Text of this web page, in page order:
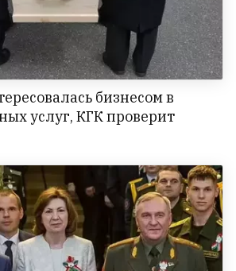
бизнесом в
услуг, КГК проверит